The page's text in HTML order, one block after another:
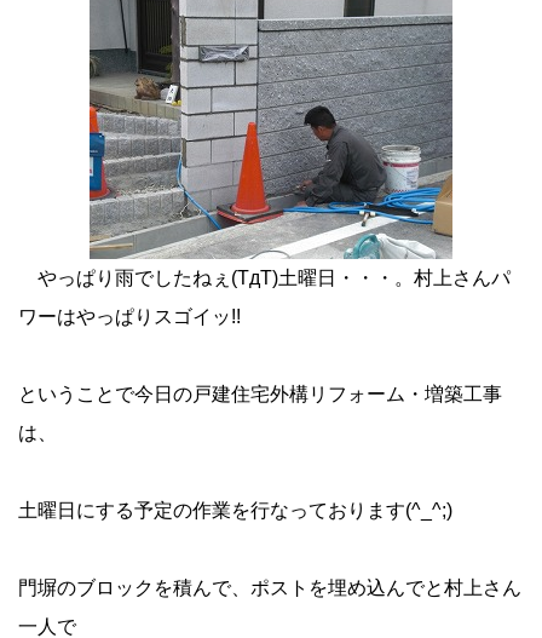
やっぱり雨でしたねぇ(TдT)土曜日・・・。村上さんパ
ワーはやっぱりスゴイッ!!
ということで今日の戸建住宅外構リフォーム・増築工事
は、
土曜日にする予定の作業を行なっております(^_^;)
門塀のブロックを積んで、ポストを埋め込んでと村上さん
一人で